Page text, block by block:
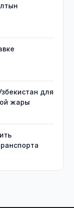
для
жары